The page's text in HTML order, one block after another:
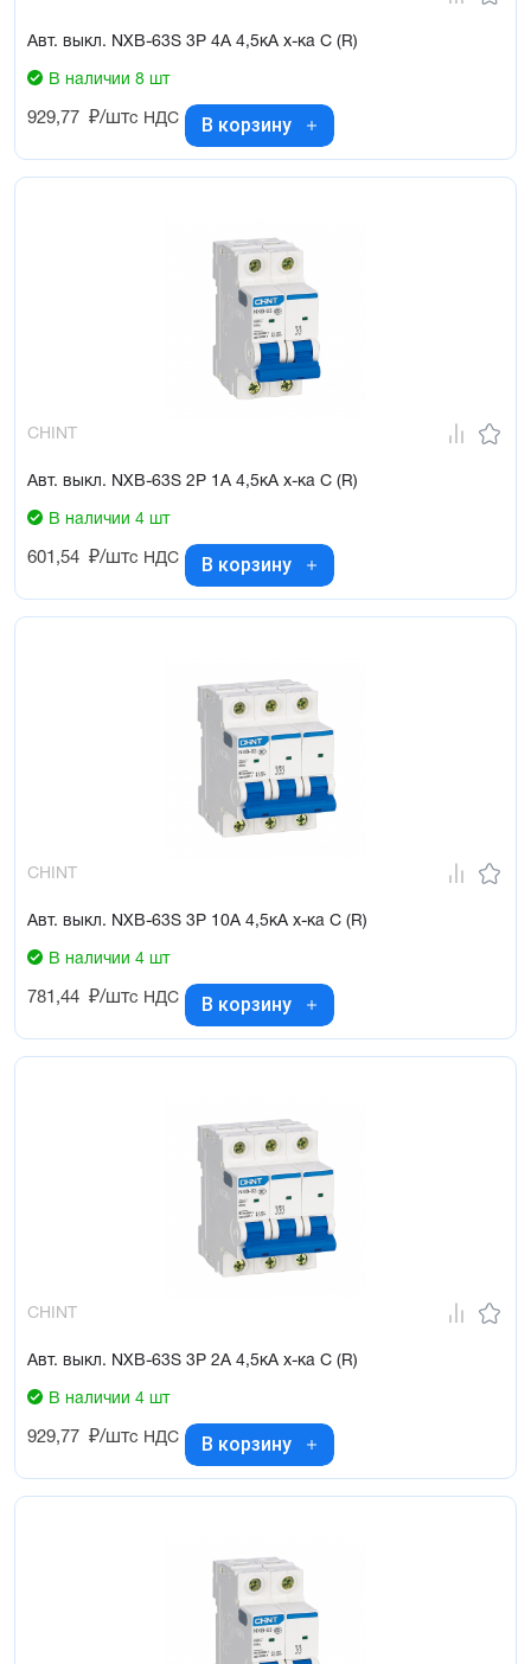
Авт. выкл. NXB-63S 3P 4А 4,5кА х-ка C (R)
В наличии 8 шт
929,77 ₽/штс НДС В корзину
CHINT
Авт. выкл. NXB-63S 2P 1А 4,5кА х-ка C (R)
В наличии 4 шт
601,54 ₽/штс НДС В корзину
CHINT
Авт. выкл. NXB-63S 3P 10А 4,5кА х-ка C (R)
В наличии 4 шт
781,44 ₽/штс НДС В корзину
CHINT
Авт. выкл. NXB-63S 3P 2А 4,5кА х-ка C (R)
В наличии 4 шт
929,77 ₽/штс НДС В корзину